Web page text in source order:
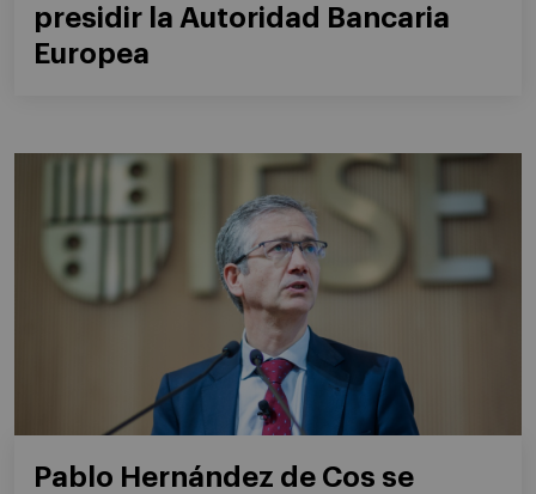
presidir la Autoridad Bancaria
Europea
Pablo Hernández de Cos se